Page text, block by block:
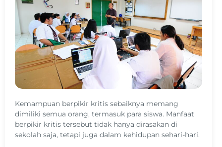
Kemampuan berpikir kritis sebaiknya memang
dimiliki semua orang, termasuk para siswa. Manfaat
berpikir kritis tersebut tidak hanya dirasakan di
sekolah saja, tetapi juga dalam kehidupan sehari-hari.